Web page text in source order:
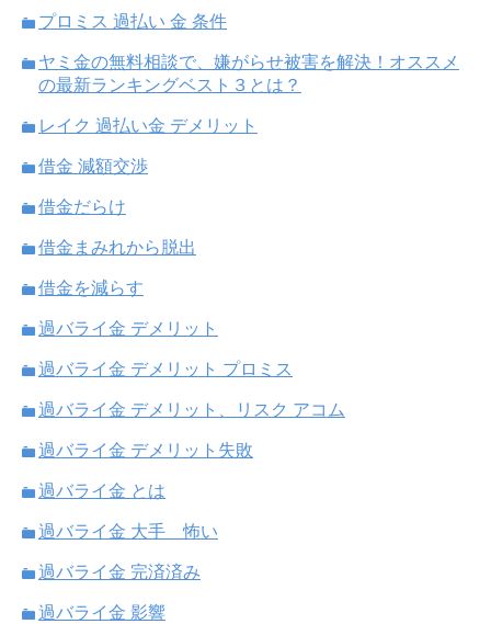
プロミス 過払い 金 条件
ヤミ金の無料相談で、嫌がらせ被害を解決！オススメ
の最新ランキングベスト３とは？
レイク 過払い金 デメリット
借金 減額交渉
借金だらけ
借金まみれから脱出
借金を減らす
過バライ金 デメリット
過バライ金 デメリット プロミス
過バライ金 デメリット、リスク アコム
過バライ金 デメリット失敗
過バライ金 とは
過バライ金 大手 怖い
過バライ金 完済済み
過バライ金 影響